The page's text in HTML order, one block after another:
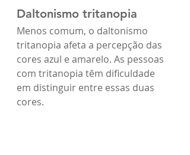
Daltonismo tritanopia
Menos comum, o daltonismo
tritanopia afeta a percepção das
cores azul e amarelo. As pessoas
com tritanopia têm dificuldade
em distinguir entre essas duas
cores.